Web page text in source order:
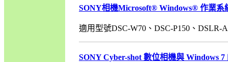
SONY相機Microsoft® Windows® 作業系
適用型號DSC-W70、DSC-P150、DSLR-
SONY Cyber-shot 數位相機與 Windows